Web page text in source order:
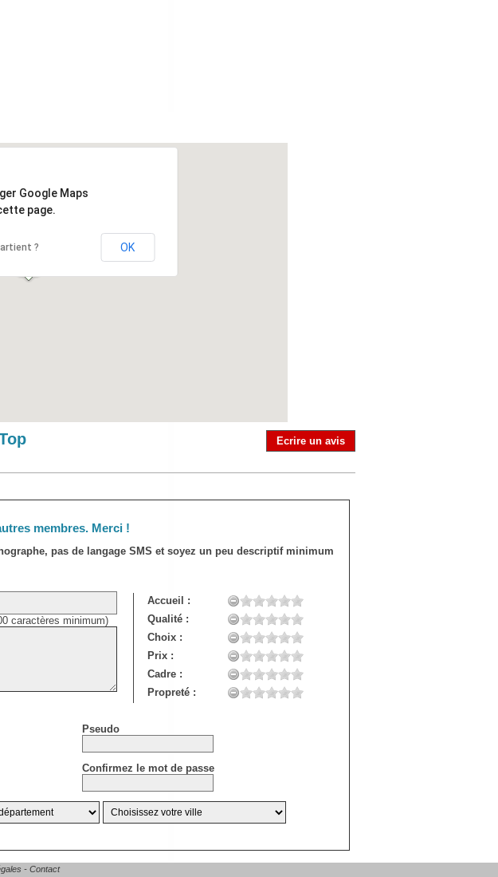
Google Maps
page.
? OK
Ecrire un avis
membres. Merci !
pas de langage SMS et soyez un peu descriptif minimum
caractères minimum)
Accueil :
Qualité :
Choix :
Prix :
Cadre :
Propreté :
Pseudo
Confirmez le mot de passe
- Contact